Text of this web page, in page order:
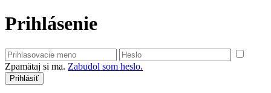
Prihlásenie
Zpamätaj si ma. Zabudol som heslo.